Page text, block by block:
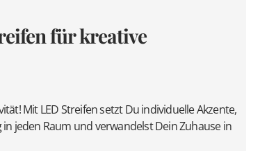
für kreative
Mit LED Streifen setzt Du individuelle Akzente,
jeden Raum und verwandelst Dein Zuhause in